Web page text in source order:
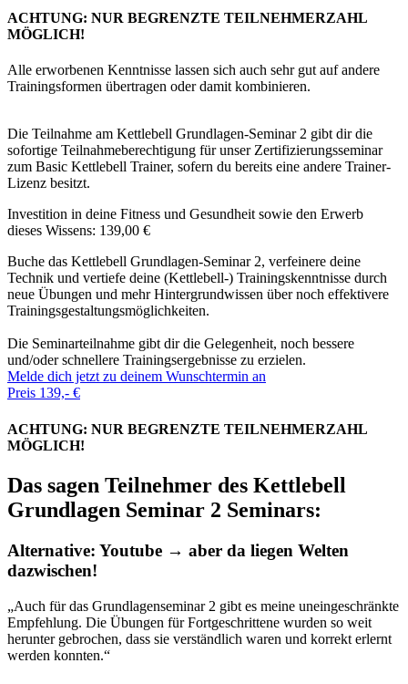
ACHTUNG: NUR BEGRENZTE TEILNEHMERZAHL
MÖGLICH!
Alle erworbenen Kenntnisse lassen sich auch sehr gut auf andere
Trainingsformen übertragen oder damit kombinieren.
Die Teilnahme am Kettlebell Grundlagen-Seminar 2 gibt dir die
sofortige Teilnahmeberechtigung für unser Zertifizierungsseminar
zum Basic Kettlebell Trainer, sofern du bereits eine andere Trainer-
Lizenz besitzt.
Investition in deine Fitness und Gesundheit sowie den Erwerb
dieses Wissens: 139,00 €
Buche das Kettlebell Grundlagen-Seminar 2, verfeinere deine
Technik und vertiefe deine (Kettlebell-) Trainingskenntnisse durch
neue Übungen und mehr Hintergrundwissen über noch effektivere
Trainingsgestaltungsmöglichkeiten.
Die Seminarteilnahme gibt dir die Gelegenheit, noch bessere
und/oder schnellere Trainingsergebnisse zu erzielen.
Melde dich jetzt zu deinem Wunschtermin an
Preis 139,- €
ACHTUNG: NUR BEGRENZTE TEILNEHMERZAHL
MÖGLICH!
Das sagen Teilnehmer des Kettlebell
Grundlagen Seminar 2 Seminars:
Alternative: Youtube → aber da liegen Welten
dazwischen!
„Auch für das Grundlagenseminar 2 gibt es meine uneingeschränkte
Empfehlung. Die Übungen für Fortgeschrittene wurden so weit
herunter gebrochen, dass sie verständlich waren und korrekt erlernt
werden konnten.“